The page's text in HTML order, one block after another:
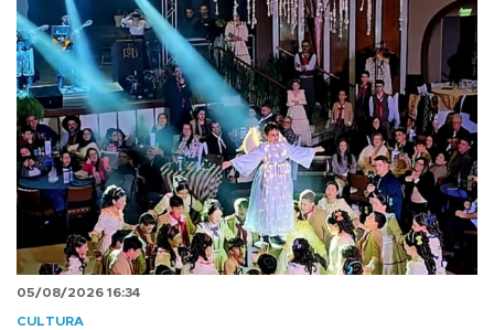
05/08/2026 16:34
CULTURA